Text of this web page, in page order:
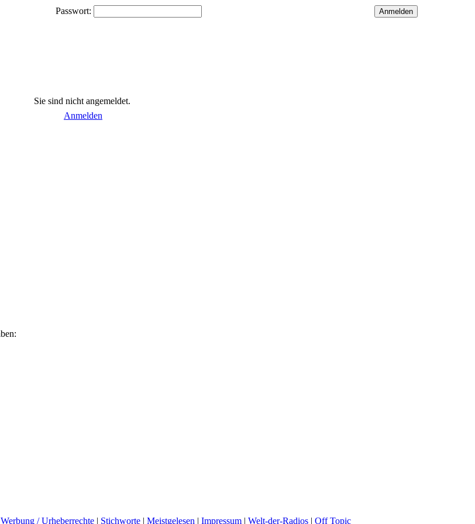
Passwort:
Sie sind nicht angemeldet.
Anmelden
Werbung / Urheberrechte | Stichworte | Meistgelesen | Impressum | Welt-der-Radios | Off Topic